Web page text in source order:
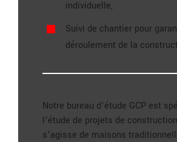
individuelle,
Suivi de chantier pour
déroulement de la
Notre bureau d’étude GCP est
l’étude de projets de
s’agisse de maisons